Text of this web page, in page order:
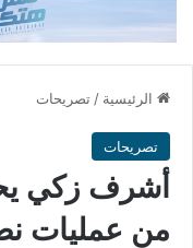
الرئيسية / تصريحات
تصريحات
أشرف زكي
من عمليات